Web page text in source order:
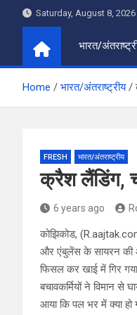
Saturday, August 8, 2026
भारत/
Home भारत/अंतराष्ट्रीय
FRESH भारत/अंतराष्ट्रीय
क्रैश लैंडिंग,
6 years ago
कोझिकोड,
और एंबुलेंस के सायरन की
फिसल कर खाई में गिर
बचावकर्मियों ने विमान से
आया कि पल भर में क्या हो